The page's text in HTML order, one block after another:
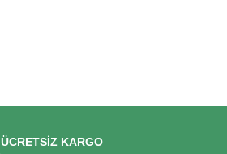
ÜCRETSİZ KARGO